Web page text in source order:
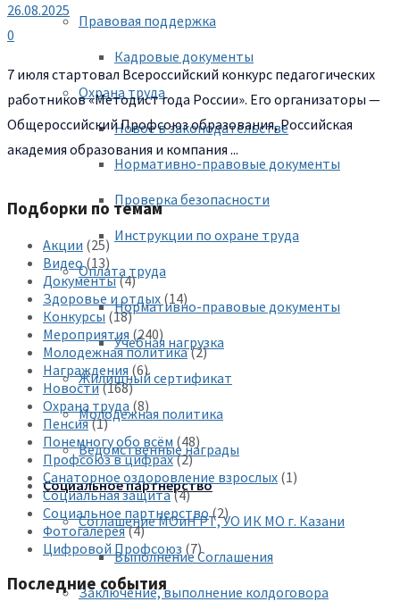
Правовая поддержка
Кадровые документы
Охрана труда
Новое в законодательстве
Нормативно-правовые документы
Проверка безопасности
Инструкции по охране труда
Оплата труда
Нормативно-правовые документы
Учебная нагрузка
Жилищный сертификат
Молодежная политика
Ведомственные награды
Социальное партнерство
Соглашение МОиН РТ, УО ИК МО г. Казани
Выполнение Соглашения
Заключение, выполнение колдоговора
26.08.2025
0
7 июля стартовал Всероссийский конкурс педагогических
работников «Методист года России». Его организаторы —
Общероссийский Профсоюз образования, Российская
академия образования и компания ...
Подборки по темам
Акции (25)
Видео(13)
Документы(4)
Здоровье и отдых (14)
Конкурсы (18)
Мероприятия (240)
Молодежная политика(2)
Награждения (6)
Новости(168)
Охрана труда (8)
Пенсия(1)
Понемногу обо всём (48)
Профсоюз в цифрах(2)
Санаторное оздоровление взрослых (1)
Социальная защита(4)
Социальное партнерство(2)
Фотогалерея(4)
Цифровой Профсоюз (7)
Последние события